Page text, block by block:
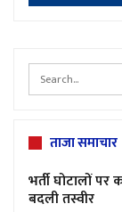
ताजा समाचार
भर्ती घोटालों पर
बदली तस्वीर